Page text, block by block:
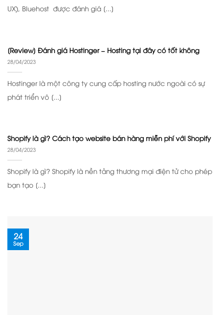
UX), Bluehost được đánh giá [...]
[Review] Đánh giá Hostinger – Hosting tại đây có tốt không
28/04/2023
Hostinger là một công ty cung cấp hosting nước ngoài có sự
phát triển vô [...]
Shopify là gì? Cách tạo website bán hàng miễn phí với Shopify
28/04/2023
Shopify là gì? Shopify là nền tảng thương mại điện tử cho phép
bạn tạo [...]
24
Sep